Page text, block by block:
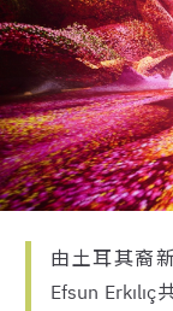
由土耳其裔
Efsun